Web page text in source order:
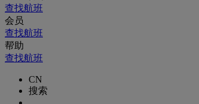
查找航班
会员
查找航班
帮助
查找航班
CN
搜索